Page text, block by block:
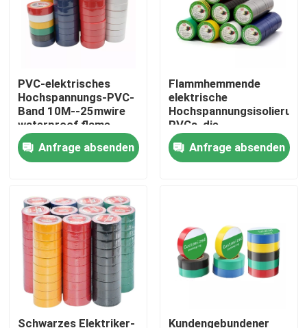
Haus
Über uns
Fabrik-Ausflug
Qualitätskontrolle
PVC-elektrisches
Hochspannungs-PVC-
Band 10M--25mwire
waterproof flame
hemmendes
Anfrage absenden
Flammhemmende
elektrische
Hochspannungsisolierung
PVCs, die
selbstklebendes Band
verdrahtet
Anfrage absenden
Schwarzes Elektriker-
Kundengebundener